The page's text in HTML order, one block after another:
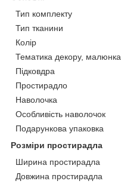
Тип комплекту
Тип тканини
Колір
Тематика декору, малюнка
Підковдра
Простирадло
Наволочка
Особливість наволочок
Подарункова упаковка
Розміри простирадла
Ширина простирадла
Довжина простирадла